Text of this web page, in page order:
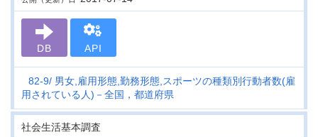
DB API
82-9
男女,雇用形態,勤務形態,スポーツの種類別行動者数(雇
用されている人)－全国，都道府県
社会生活基本調査